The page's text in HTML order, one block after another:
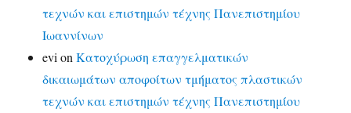
τεχνών και επιστημών τέχνης Πανεπιστημίου
Ιωαννίνων
evi onΚατοχύρωση επαγγελματικών
δικαιωμάτων αποφοίτων τμήματος πλαστικών
τεχνών και επιστημών τέχνης Πανεπιστημίου